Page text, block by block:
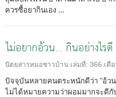
ควรซื้อยากินเอง ...
ไม่อยากอ้วน... กินอย่างไรดี
นิตยสารหมอชาวบ้าน เล่มที่: 366 เดื
ปัจจุบันหลายคนตระหนักดีว่า "อ้ว
ไม่ได้หมายความว่าผอมมากจะดี